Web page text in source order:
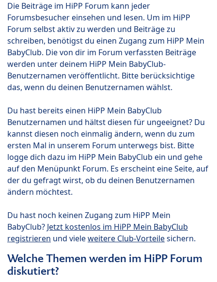
Die Beiträge im HiPP Forum kann jeder
Forumsbesucher einsehen und lesen. Um im HiPP
Forum selbst aktiv zu werden und Beiträge zu
schreiben, benötigst du einen Zugang zum HiPP Mein
BabyClub. Die von dir im Forum verfassten Beiträge
werden unter deinem HiPP Mein BabyClub-
Benutzernamen veröffentlicht. Bitte berücksichtige
das, wenn du deinen Benutzernamen wählst.
Du hast bereits einen HiPP Mein BabyClub
Benutzernamen und hältst diesen für ungeeignet? Du
kannst diesen noch einmalig ändern, wenn du zum
ersten Mal in unserem Forum unterwegs bist. Bitte
logge dich dazu im HiPP Mein BabyClub ein und gehe
auf den Menüpunkt Forum. Es erscheint eine Seite, auf
der du gefragt wirst, ob du deinen Benutzernamen
ändern möchtest.
Du hast noch keinen Zugang zum HiPP Mein
BabyClub? Jetzt kostenlos im HiPP Mein BabyClub
registrieren und vieleweitere Club-Vorteilesichern.
Welche Themen werden im HiPP Forum
diskutiert?